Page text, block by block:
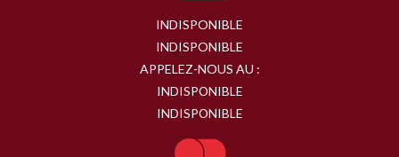
INDISPONIBLE
INDISPONIBLE
APPELEZ-NOUS AU :
INDISPONIBLE
INDISPONIBLE